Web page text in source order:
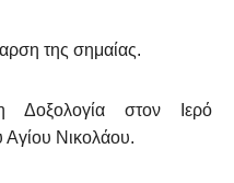
της σημαίας.
στον Ιερό
Αγίου Νικολάου.